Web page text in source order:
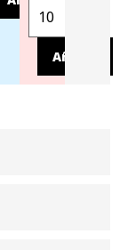
Añadir